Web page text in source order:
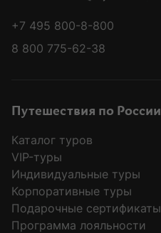
+7 495 800-8-800
8 800 775-62-38
Путешествия по России
Каталог туров
VIP-туры
Индивидуальные туры
Корпоративные туры
Подарочные сертификаты
Программа лояльности